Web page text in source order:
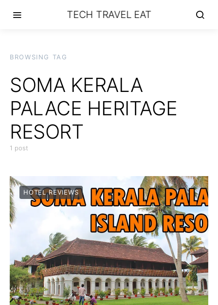
TECH TRAVEL EAT
BROWSING TAG
SOMA KERALA
PALACE HERITAGE
RESORT
1 post
HOTEL REVIEWS